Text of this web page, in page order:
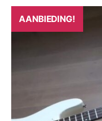
AANBIEDING!